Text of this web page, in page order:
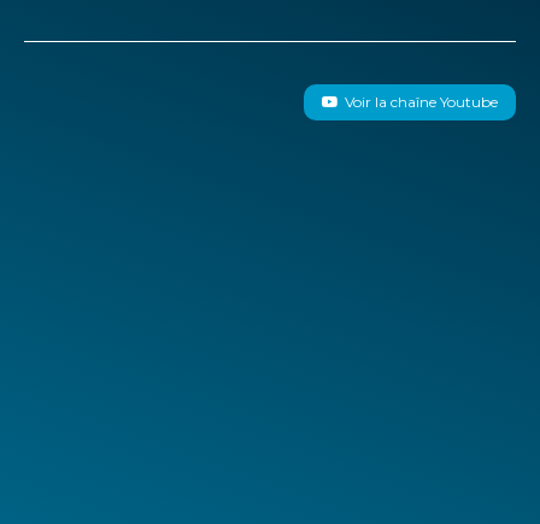
Voir la chaîne Youtube